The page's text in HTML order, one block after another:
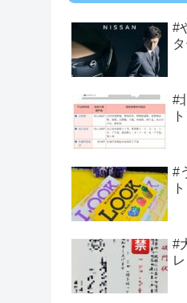
#
#
#
#